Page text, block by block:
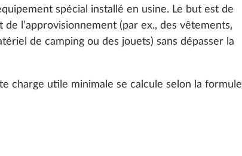
spécial installé en usine. Le but est de
l’approvisionnement (par ex., des vêtements,
de camping ou des jouets) sans dépasser la
charge utile minimale se calcule selon la formule